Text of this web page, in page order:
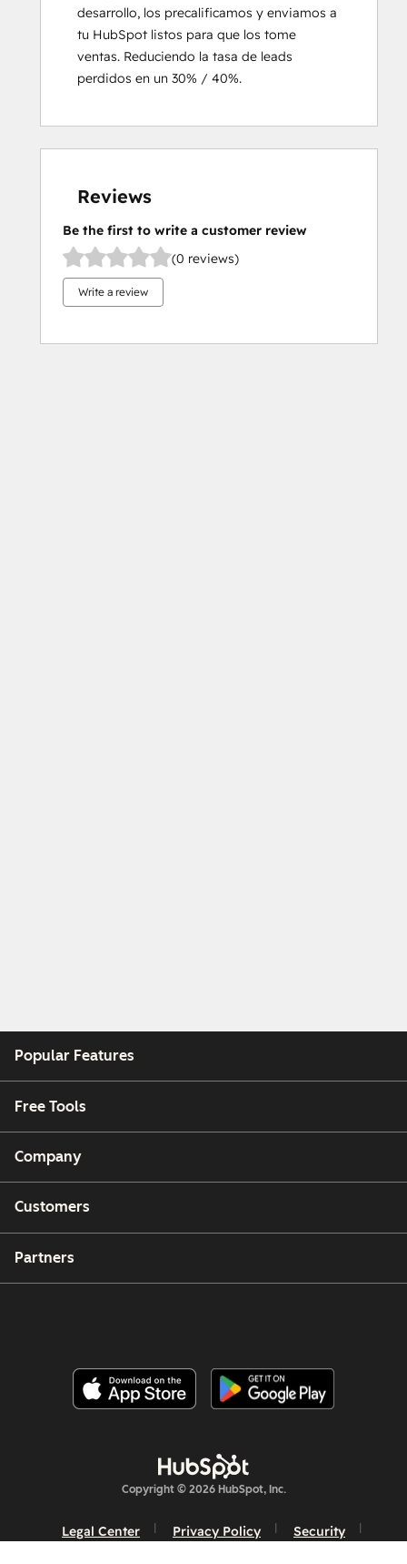
desarrollo, los precalificamos y enviamos a
tu HubSpot listos para que los tome
ventas. Reduciendo la tasa de leads
perdidos en un 30% / 40%.
Reviews
Be the first to write a customer review
(0 reviews)
Write a review
Popular Features
Free Tools
Company
Customers
Partners
Copyright © 2026 HubSpot, Inc.
Legal Center Privacy Policy Security